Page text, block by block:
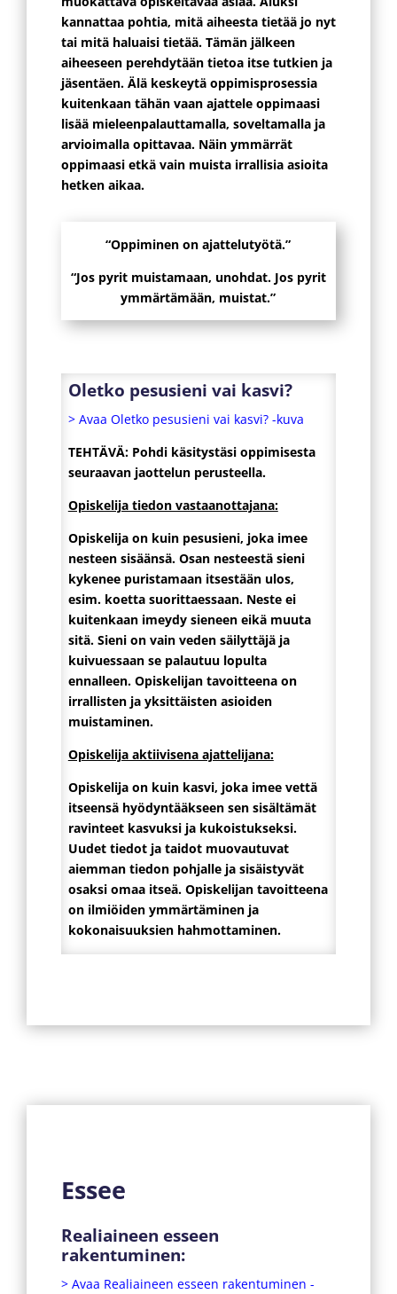
kannattaa pohtia, mitä aiheesta tietää jo nyt
tai mitä haluaisi tietää. Tämän jälkeen
aiheeseen perehdytään tietoa itse tutkien ja
jäsentäen. Älä keskeytä oppimisprosessia
kuitenkaan tähän vaan ajattele oppimaasi
lisää mieleenpalauttamalla, soveltamalla ja
arvioimalla opittavaa. Näin ymmärrät
oppimaasi etkä vain muista irrallisia asioita
hetken aikaa.
“Oppiminen on ajattelutyötä.”
“Jos pyrit muistamaan, unohdat. Jos pyrit
ymmärtämään, muistat.”
Oletko pesusieni vai kasvi?
> Avaa Oletko pesusieni vai kasvi? -kuva
TEHTÄVÄ: Pohdi käsitystäsi oppimisesta
seuraavan jaottelun perusteella.
Opiskelija tiedon vastaanottajana:
Opiskelija on kuin pesusieni, joka imee
nesteen sisäänsä. Osan nesteestä sieni
kykenee puristamaan itsestään ulos,
esim. koetta suorittaessaan. Neste ei
kuitenkaan imeydy sieneen eikä muuta
sitä. Sieni on vain veden säilyttäjä ja
kuivuessaan se palautuu lopulta
ennalleen. Opiskelijan tavoitteena on
irrallisten ja yksittäisten asioiden
muistaminen.
Opiskelija aktiivisena ajattelijana:
Opiskelija on kuin kasvi, joka imee vettä
itseensä hyödyntääkseen sen sisältämät
ravinteet kasvuksi ja kukoistukseksi.
Uudet tiedot ja taidot muovautuvat
aiemman tiedon pohjalle ja sisäistyvät
osaksi omaa itseä. Opiskelijan tavoitteena
on ilmiöiden ymmärtäminen ja
kokonaisuuksien hahmottaminen.
Essee
Realiaineen esseen
rakentuminen:
> Avaa Realiaineen esseen rakentuminen -